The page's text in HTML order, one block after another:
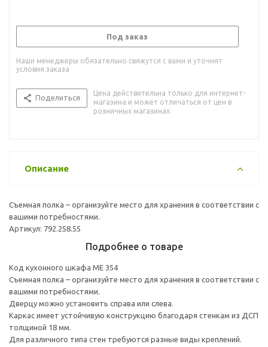
Под заказ
Наши менеджеры обязательно свяжутся с вами и уточнят
условия заказа
Поделиться
Цена действительна только для интернет-
магазина и может отличаться от цен в
розничных магазинах
Описание
Съемная полка – организуйте место для хранения в соответствии с
вашими потребностями.
Артикул: 792.258.55
Подробнее о товаре
Код кухонного шкафа ME 354
Съемная полка – организуйте место для хранения в соответствии с
вашими потребностями.
Дверцу можно установить справа или слева.
Каркас имеет устойчивую конструкцию благодаря стенкам из ДСП
толщиной 18 мм.
Для различного типа стен требуются разные виды креплений.